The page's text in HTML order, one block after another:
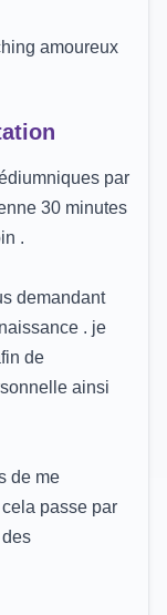
amoureux
par
30 minutes
.
demandant
. je
de
ainsi
de me
passe par